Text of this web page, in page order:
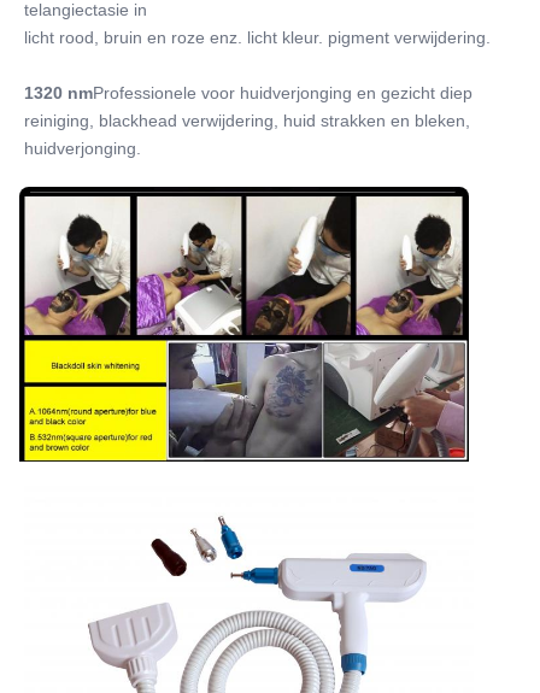
telangiectasie in
licht rood, bruin en roze enz. licht kleur. pigment verwijdering.
1320 nmProfessionele voor huidverjonging en gezicht diep
reiniging, blackhead verwijdering, huid strakken en bleken,
huidverjonging.